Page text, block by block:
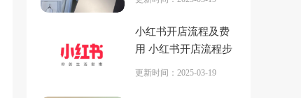
小红书开店流程及费
用 小红书开店流程步
更新时间：2025-03-19